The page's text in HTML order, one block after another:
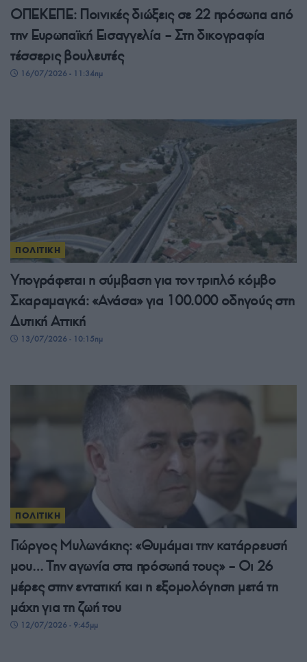
ΟΠΕΚΕΠΕ: Ποινικές διώξεις σε 22 πρόσωπα από
την Ευρωπαϊκή Εισαγγελία – Στη δικογραφία
τέσσερις βουλευτές
16/07/2026 - 11:34πμ
ΠΟΛΙΤΙΚΗ
Υπογράφεται η σύμβαση για τον τριπλό κόμβο
Σκαραμαγκά: «Ανάσα» για 100.000 οδηγούς στη
Δυτική Αττική
13/07/2026 - 10:15πμ
ΠΟΛΙΤΙΚΗ
Γιώργος Μυλωνάκης: «Θυμάμαι την κατάρρευσή
μου… Την αγωνία στα πρόσωπά τους» – Οι 26
μέρες στην εντατική και η εξομολόγηση μετά τη
μάχη για τη ζωή του
12/07/2026 - 9:45μμ